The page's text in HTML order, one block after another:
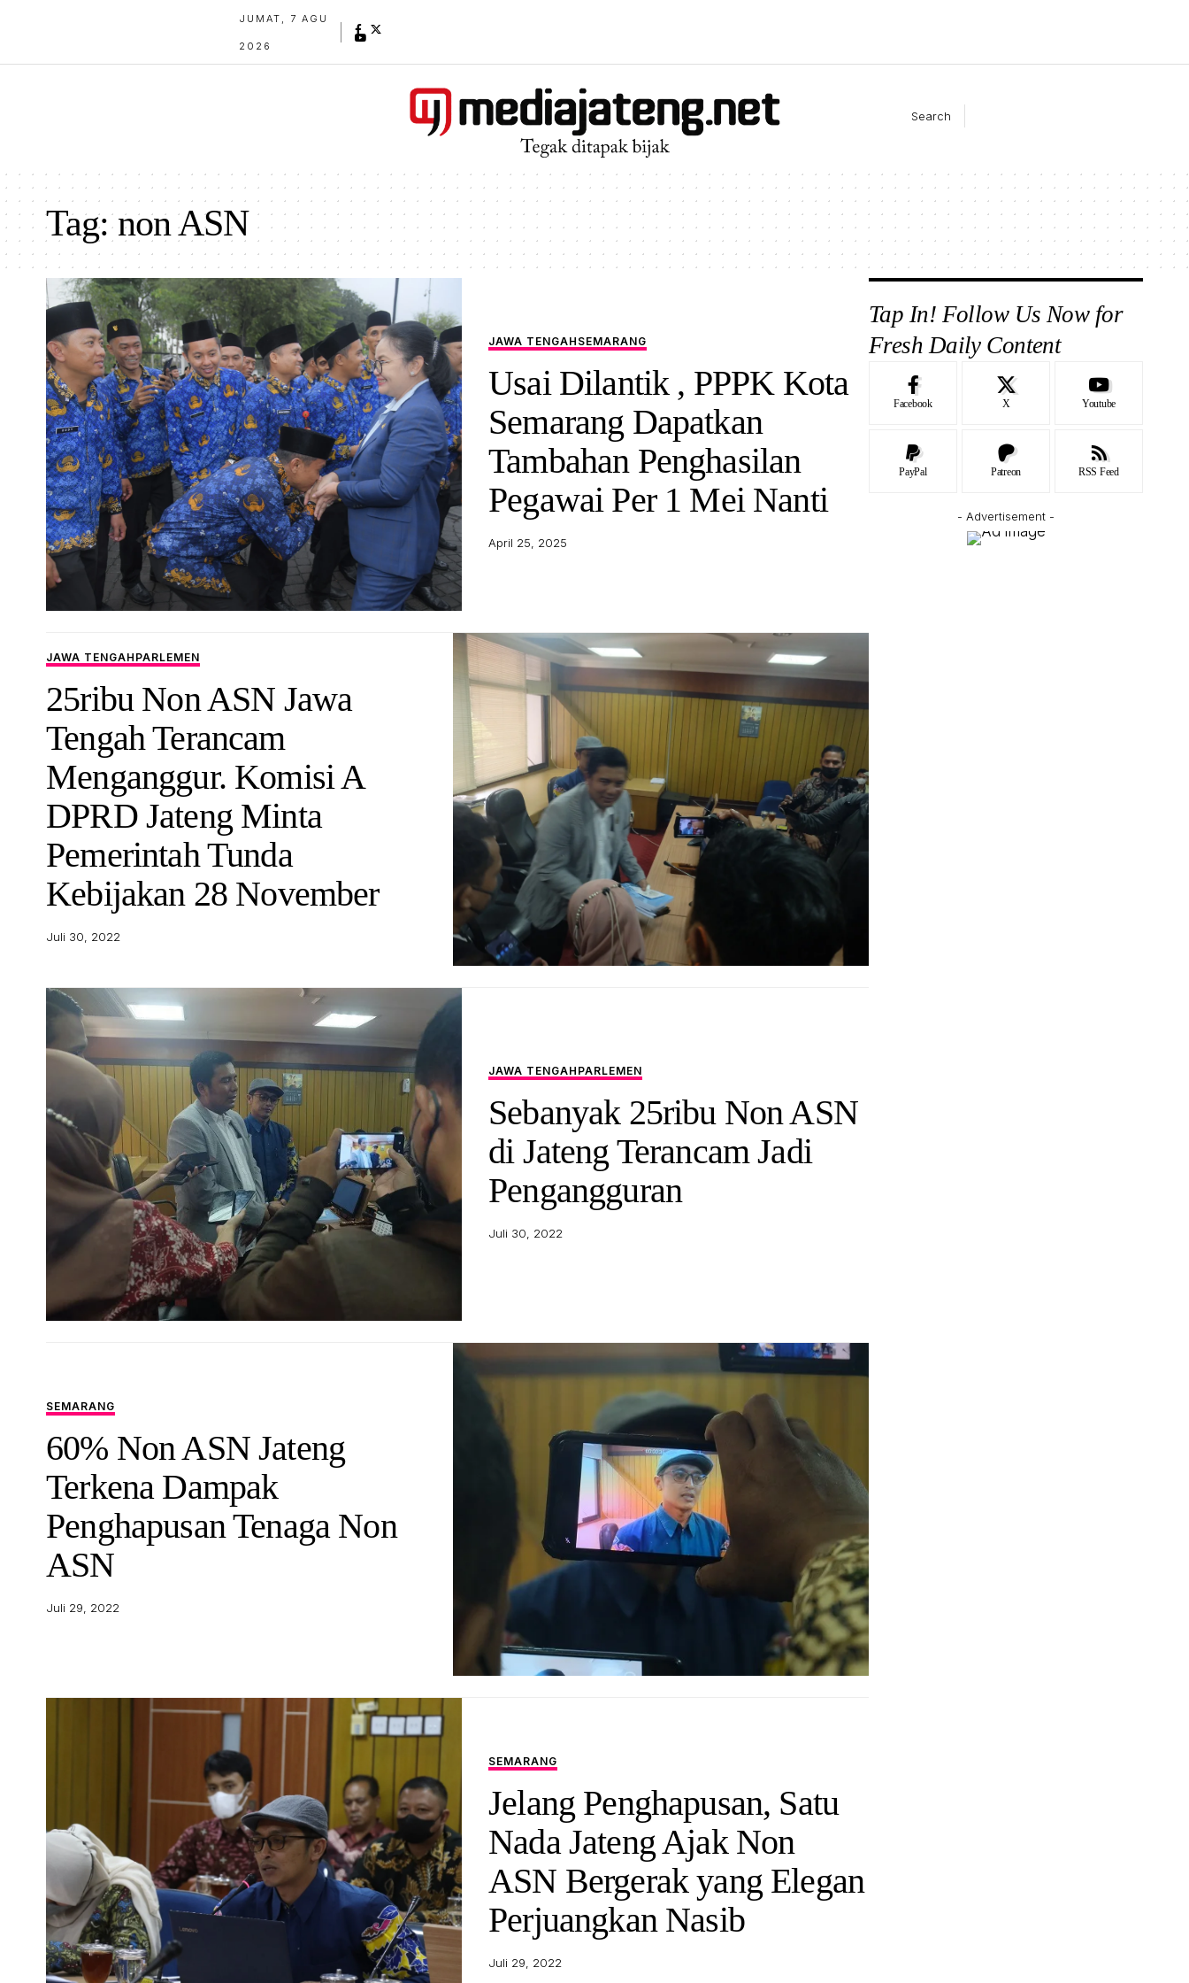
JUMAT, 7 AGU
2026
Search
Tag:non ASN
JAWA TENGAH SEMARANG
Usai Dilantik , PPPK Kota
Semarang Dapatkan
Tambahan Penghasilan
Pegawai Per 1 Mei Nanti
April 25, 2025
JAWA TENGAH PARLEMEN
25ribu Non ASN Jawa
Tengah Terancam
Menganggur. Komisi A
DPRD Jateng Minta
Pemerintah Tunda
Kebijakan 28 November
Juli 30, 2022
JAWA TENGAH PARLEMEN
Sebanyak 25ribu Non ASN
di Jateng Terancam Jadi
Pengangguran
Juli 30, 2022
SEMARANG
60% Non ASN Jateng
Terkena Dampak
Penghapusan Tenaga Non
ASN
Juli 29, 2022
SEMARANG
Jelang Penghapusan, Satu
Nada Jateng Ajak Non
ASN Bergerak yang Elegan
Perjuangkan Nasib
Juli 29, 2022
Tap In! Follow Us Now for
Fresh Daily Content
Facebook X Youtube
PayPal Patreon RSS Feed
- Advertisement -